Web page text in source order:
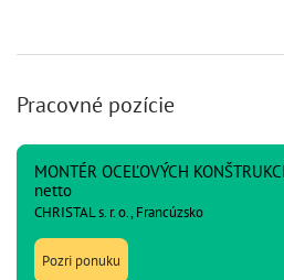
Pracovné pozície
MONTÉR OCEĽOVÝCH
netto
CHRISTAL s. r. o., Francúzsko
Pozri ponuku